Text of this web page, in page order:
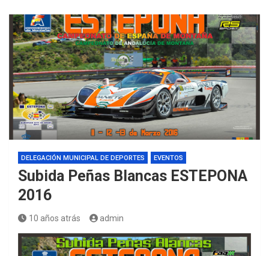
DELEGACIÓN MUNICIPAL DE DEPORTES EVENTOS
Subida Peñas Blancas ESTEPONA
2016
10 años atrás admin